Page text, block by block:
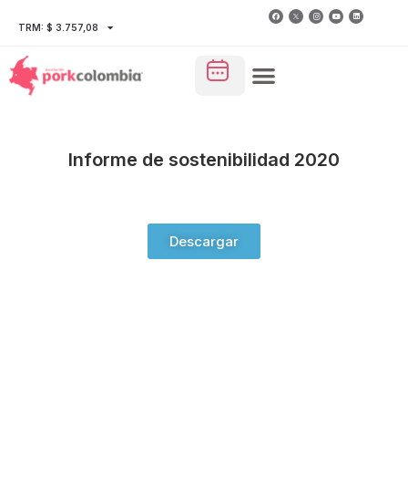
TRM: $ 3.757,08
Informe de sostenibilidad 2020
Descargar